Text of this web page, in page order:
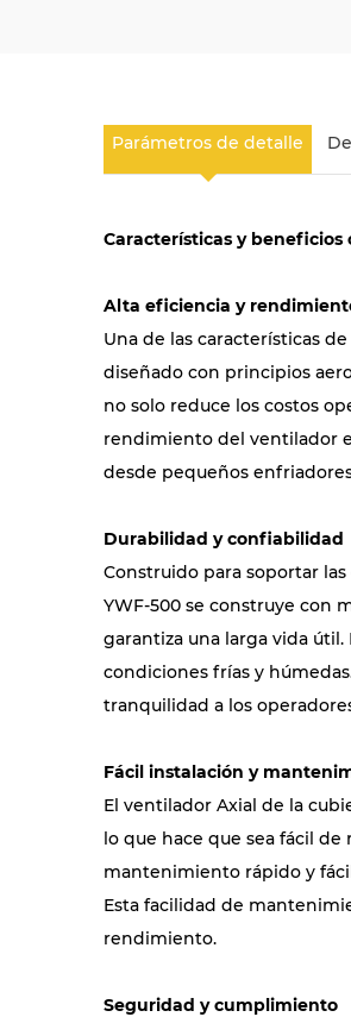
Parámetros de detalle
Características y beneficios
Alta eficiencia y
Una de las características
diseñado con principios
no solo reduce los costos
rendimiento del ventilador
desde pequeños
Durabilidad y confiabilidad
Construido para soportar
YWF-500 se construye con
garantiza una larga vida
condiciones frías y
tranquilidad a los
Fácil instalación y
El ventilador Axial de la
lo que hace que sea fácil
mantenimiento rápido y
Esta facilidad de
rendimiento.
Seguridad y cumplimiento